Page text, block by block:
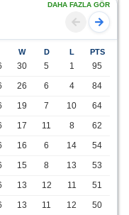
DAHA FAZLA GÖR
W D L PTS
30 5 1
95
26 6 4
84
19 7 10
64
17 11 8
62
16 6 14
54
15 8 13
53
13 12 11
51
13 11 12
50